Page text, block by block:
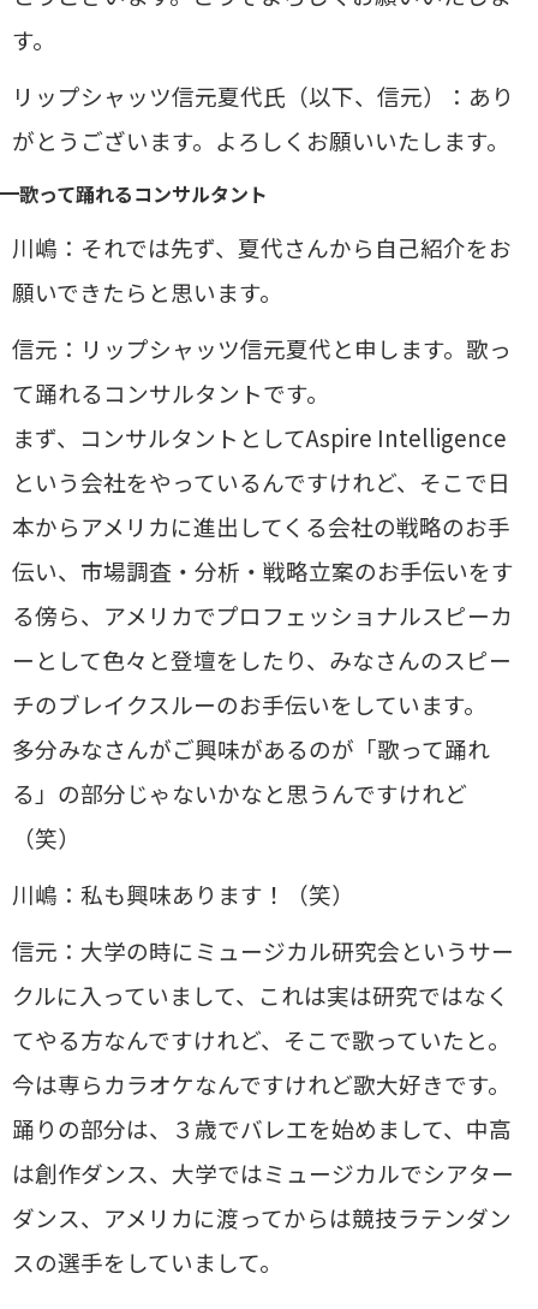
す。
リップシャッツ信元夏代氏（以下、信元）：あり
がとうございます。よろしくお願いいたします。
歌って踊れるコンサルタント
川嶋：それでは先ず、夏代さんから自己紹介をお
願いできたらと思います。
信元：リップシャッツ信元夏代と申します。歌っ
て踊れるコンサルタントです。
まず、コンサルタントとしてAspire Intelligence
という会社をやっているんですけれど、そこで日
本からアメリカに進出してくる会社の戦略のお手
伝い、市場調査・分析・戦略立案のお手伝いをす
る傍ら、アメリカでプロフェッショナルスピーカ
ーとして色々と登壇をしたり、みなさんのスピー
チのブレイクスルーのお手伝いをしています。
多分みなさんがご興味があるのが「歌って踊れ
る」の部分じゃないかなと思うんですけれど
（笑）
川嶋：私も興味あります！（笑）
信元：大学の時にミュージカル研究会というサー
クルに入っていまして、これは実は研究ではなく
てやる方なんですけれど、そこで歌っていたと。
今は専らカラオケなんですけれど歌大好きです。
踊りの部分は、３歳でバレエを始めまして、中高
は創作ダンス、大学ではミュージカルでシアター
ダンス、アメリカに渡ってからは競技ラテンダン
スの選手をしていまして。